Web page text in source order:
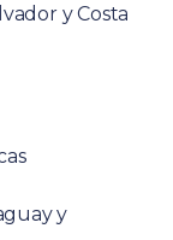
y Costa
y